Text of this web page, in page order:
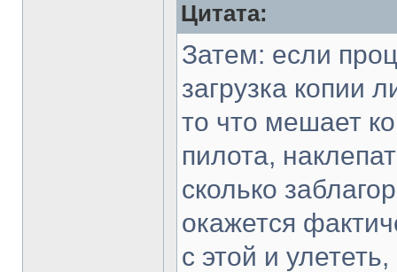
Цитата:
Затем: если
загрузка копии
то что мешает
пилота,
сколько
окажется
с этой и